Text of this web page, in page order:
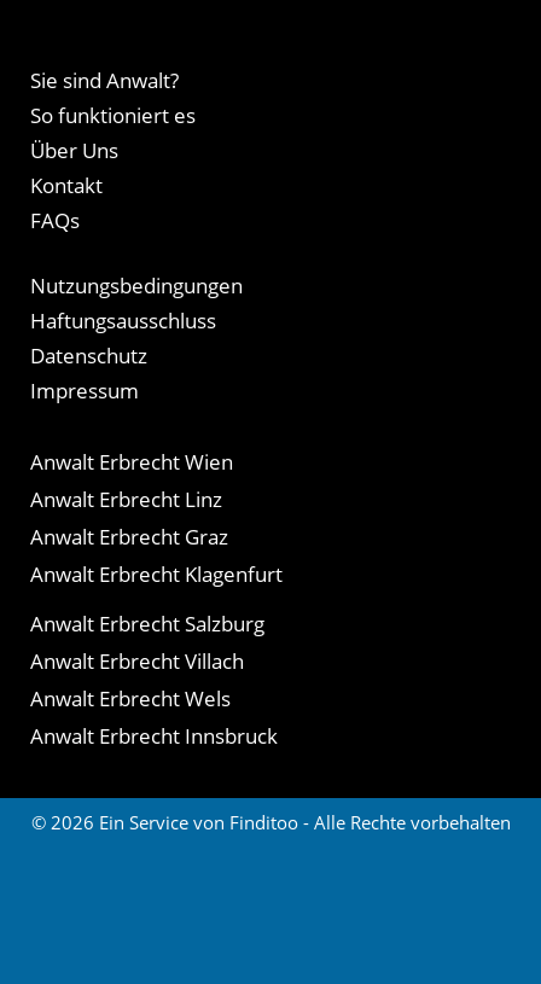
Sie sind Anwalt?
So funktioniert es
Über Uns
Kontakt
FAQs
Nutzungsbedingungen
Haftungsausschluss
Datenschutz
Impressum
Anwalt Erbrecht Wien
Anwalt Erbrecht Linz
Anwalt Erbrecht Graz
Anwalt Erbrecht Klagenfurt
Anwalt Erbrecht Salzburg
Anwalt Erbrecht Villach
Anwalt Erbrecht Wels
Anwalt Erbrecht Innsbruck
© 2026 Ein Service von Finditoo - Alle Rechte vorbehalten